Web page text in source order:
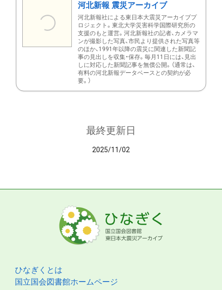
河北新報 震災アーカイブ
河北新報社による東日本大震災アーカイブプ
ロジェクト。東北大学災害科学国際研究所の
支援のもと運営。河北新報社の記者、カメラマ
ンが撮影した写真、市民より提供された写真等
のほか、1991年以降の震災に関連した新聞記
事の見出しを収集・保存。毎月11日には、見出
しに対応した新聞記事を無償公開。（通常は、
有料の河北新報データベースとの契約が必
要。）
最終更新日
2025/11/02
ひなぎくとは
国立国会図書館ホームページ